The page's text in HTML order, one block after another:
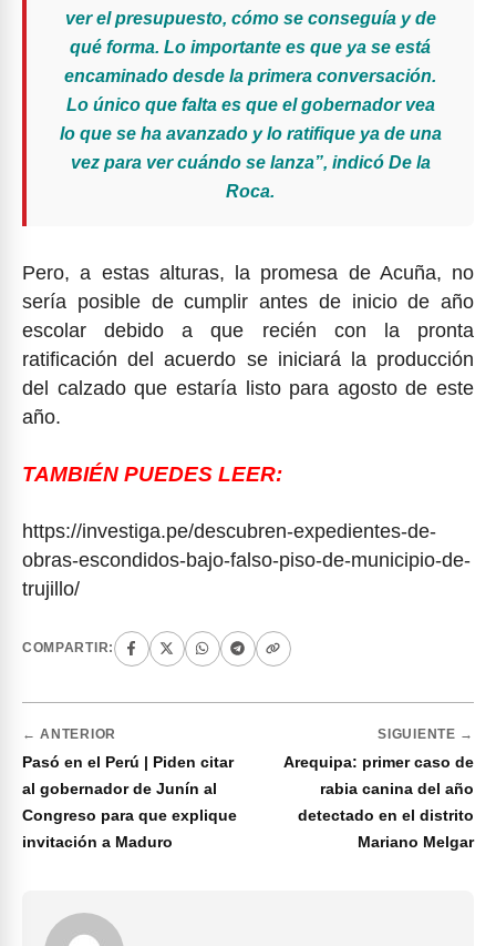
ver el presupuesto, cómo se conseguía y de
qué forma. Lo importante es que ya se está
encaminado desde la primera conversación.
Lo único que falta es que el gobernador vea
lo que se ha avanzado y lo ratifique ya de una
vez para ver cuándo se lanza”, indicó De la
Roca.
Pero, a estas alturas, la promesa de Acuña, no
sería posible de cumplir antes de inicio de año
escolar debido a que recién con la pronta
ratificación del acuerdo se iniciará la producción
del calzado que estaría listo para agosto de este
año.
TAMBIÉN PUEDES LEER:
https://investiga.pe/descubren-expedientes-de-
obras-escondidos-bajo-falso-piso-de-municipio-de-
trujillo/
COMPARTIR:
← ANTERIOR
Pasó en el Perú | Piden citar
al gobernador de Junín al
Congreso para que explique
invitación a Maduro
SIGUIENTE →
Arequipa: primer caso de
rabia canina del año
detectado en el distrito
Mariano Melgar